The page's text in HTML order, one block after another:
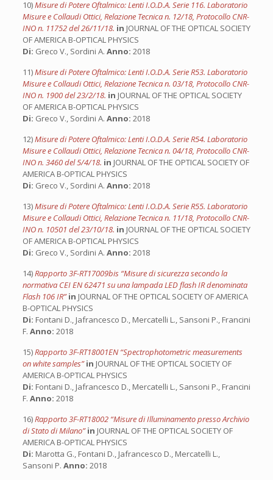
10)Misure di Potere Oftalmico: Lenti I.O.D.A. Serie 116. Laboratorio
Misure e Collaudi Ottici, Relazione Tecnica n. 12/18, Protocollo CNR-
INO n. 11752 del 26/11/18. in JOURNAL OF THE OPTICAL SOCIETY
OF AMERICA B-OPTICAL PHYSICS
Di: Greco V., Sordini A. Anno: 2018
11)Misure di Potere Oftalmico: Lenti I.O.D.A. Serie R53. Laboratorio
Misure e Collaudi Ottici, Relazione Tecnica n. 03/18, Protocollo CNR-
INO n. 1900 del 23/2/18. in JOURNAL OF THE OPTICAL SOCIETY
OF AMERICA B-OPTICAL PHYSICS
Di: Greco V., Sordini A. Anno: 2018
12)Misure di Potere Oftalmico: Lenti I.O.D.A. Serie R54. Laboratorio
Misure e Collaudi Ottici, Relazione Tecnica n. 04/18, Protocollo CNR-
INO n. 3460 del 5/4/18. in JOURNAL OF THE OPTICAL SOCIETY OF
AMERICA B-OPTICAL PHYSICS
Di: Greco V., Sordini A. Anno: 2018
13)Misure di Potere Oftalmico: Lenti I.O.D.A. Serie R55. Laboratorio
Misure e Collaudi Ottici, Relazione Tecnica n. 11/18, Protocollo CNR-
INO n. 10501 del 23/10/18. in JOURNAL OF THE OPTICAL SOCIETY
OF AMERICA B-OPTICAL PHYSICS
Di: Greco V., Sordini A. Anno: 2018
14)Rapporto 3F-RT17009bis “Misure di sicurezza secondo la
normativa CEI EN 62471 su una lampada LED flash IR denominata
Flash 106 IR”in JOURNAL OF THE OPTICAL SOCIETY OF AMERICA
B-OPTICAL PHYSICS
Di: Fontani D., Jafrancesco D., Mercatelli L., Sansoni P., Francini
F. Anno: 2018
15)Rapporto 3F-RT18001EN “Spectrophotometric measurements
on white samples”in JOURNAL OF THE OPTICAL SOCIETY OF
AMERICA B-OPTICAL PHYSICS
Di: Fontani D., Jafrancesco D., Mercatelli L., Sansoni P., Francini
F. Anno: 2018
16)Rapporto 3F-RT18002 “Misure di Illuminamento presso Archivio
di Stato di Milano”in JOURNAL OF THE OPTICAL SOCIETY OF
AMERICA B-OPTICAL PHYSICS
Di: Marotta G., Fontani D., Jafrancesco D., Mercatelli L.,
Sansoni P. Anno: 2018